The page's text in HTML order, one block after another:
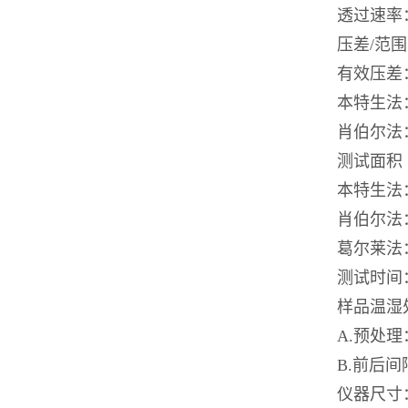
透过速率
压差/范
有效压差
本特生法
肖伯尔法
测试面积
本特生法
肖伯尔法
葛尔莱法
测试时间
样品温湿
A.预处理
B.前后间
仪器尺寸